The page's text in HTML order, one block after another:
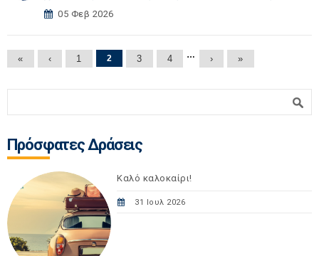
05 Φεβ 2026
Σελίδες
« ‹ 1 2 3 4 … › »
Πρόσφατες Δράσεις
Καλό καλοκαίρι!
31 Ιουλ 2026